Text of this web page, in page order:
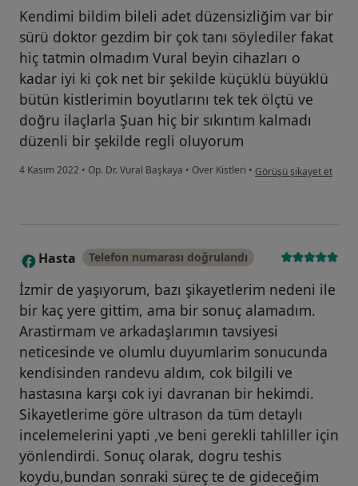
Kendimi bildim bileli adet düzensizliğim var bir
sürü doktor gezdim bir çok tanı söylediler fakat
hiç tatmin olmadım Vural beyin cihazları o
kadar iyi ki çok net bir şekilde küçüklü büyüklü
bütün kistlerimin boyutlarını tek tek ölçtü ve
doğru ilaçlarla Şuan hiç bir sıkıntım kalmadı
düzenli bir şekilde regli oluyorum
4 Kasım 2022 • Op. Dr. Vural Başkaya • Over Kistleri • kullanıcının görüşüne
Görüşü şikayet et
Hasta Telefon numarası doğrulandı
İzmir de yaşıyorum, bazı şikayetlerim nedeni ile
bir kaç yere gittim, ama bir sonuç alamadım.
Arastirmam ve arkadaşlarımın tavsiyesi
neticesinde ve olumlu duyumlarim sonucunda
kendisinden randevu aldım, cok bilgili ve
hastasına karşı cok iyi davranan bir hekimdi.
Sikayetlerime göre ultrason da tüm detaylı
incelemelerini yapti ,ve beni gerekli tahliller için
yönlendirdi. Sonuç olarak, dogru teshis
koydu,bundan sonraki süreç te de gideceğim